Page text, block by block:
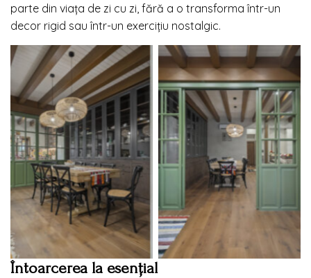
parte din viața de zi cu zi, fără a o transforma într-un
decor rigid sau într-un exercițiu nostalgic.
Întoarcerea la esențial